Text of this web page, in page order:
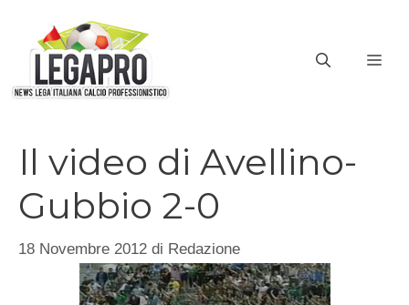
contenuto
Il video di Avellino-
Gubbio 2-0
18 Novembre 2012 di Redazione